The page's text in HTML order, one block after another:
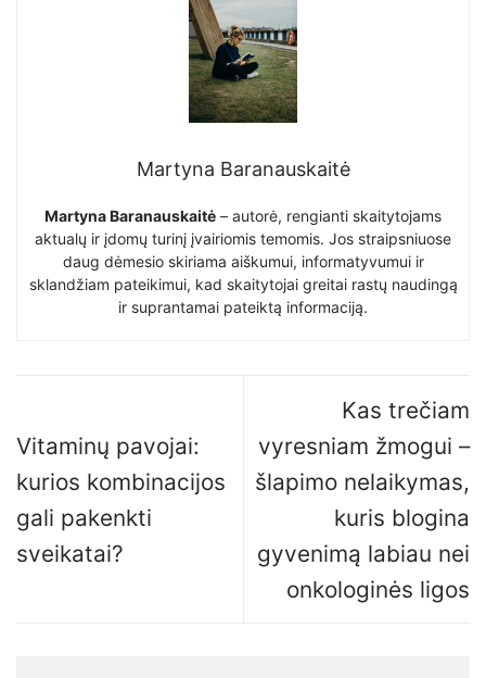
Martyna Baranauskaitė
Martyna Baranauskaitė – autorė, rengianti skaitytojams
aktualų ir įdomų turinį įvairiomis temomis. Jos straipsniuose
daug dėmesio skiriama aiškumui, informatyvumui ir
sklandžiam pateikimui, kad skaitytojai greitai rastų naudingą
ir suprantamai pateiktą informaciją.
Vitaminų pavojai:
kurios kombinacijos
gali pakenkti
sveikatai?
Kas trečiam
vyresniam žmogui –
šlapimo nelaikymas,
kuris blogina
gyvenimą labiau nei
onkologinės ligos